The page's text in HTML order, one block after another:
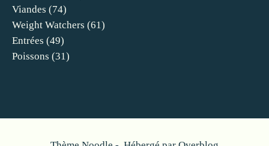
Viandes (74)
Weight Watchers (61)
Entrées (49)
Poissons (31)